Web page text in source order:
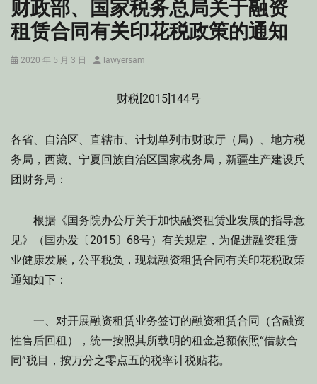
财政部、国家税务总局关于融资
租赁合同有关印花税政策的通知
Posted
2020 年 5 月 3 日 Authorlawyersam
财税[2015]144号
各省、自治区、直辖市、计划单列市财政厅（局）、地方税
务局，西藏、宁夏回族自治区国家税务局，新疆生产建设兵
团财务局：
根据《国务院办公厅关于加快融资租赁业发展的指导意
见》（国办发〔2015〕68号）有关规定，为促进融资租赁
业健康发展，公平税负，现就融资租赁合同有关印花税政策
通知如下：
一、对开展融资租赁业务签订的融资租赁合同（含融资
性售后回租），统一按照其所载明的租金总额依照“借款合
同”税目，按万分之零点五的税率计税贴花。